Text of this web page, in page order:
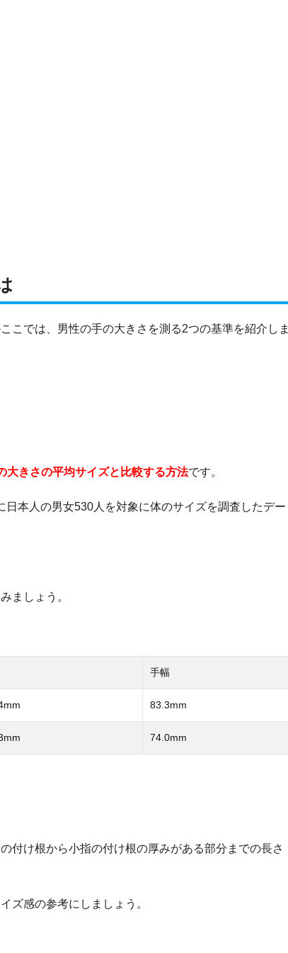
こでは、男性の手の大きさを測る2つの基準を紹介しま
大きさの平均サイズと比較する方法です。
本人の男女530人を対象に体のサイズを調査したデー
ましょう。
手幅
83.3mm
74.0mm
付け根から小指の付け根の厚みがある部分までの長さ
ズ感の参考にしましょう。